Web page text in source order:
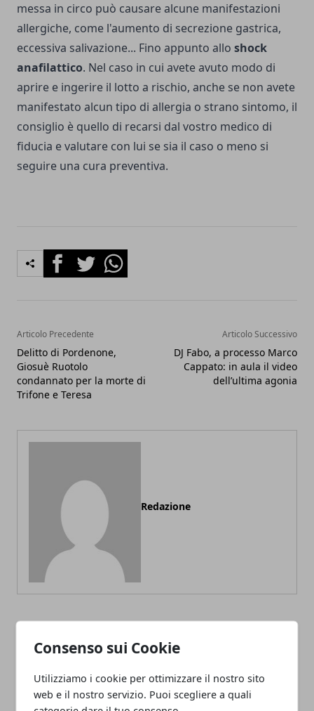
Consenso sui Cookie
Utilizziamo i cookie per ottimizzare il nostro sito
web e il nostro servizio. Puoi scegliere a quali
messa in circo può causare alcune manifestazioni
allergiche, come l'aumento di secrezione gastrica,
eccessiva salivazione... Fino appunto allo shock
anafilattico. Nel caso in cui avete avuto modo di
aprire e ingerire il lotto a rischio, anche se non avete
manifestato alcun tipo di allergia o strano sintomo, il
consiglio è quello di recarsi dal vostro medico di
fiducia e valutare con lui se sia il caso o meno si
seguire una cura preventiva.
FacebookTwitterWhatsapp
Articolo Precedente
Delitto di Pordenone,
Giosuè Ruotolo
condannato per la morte di
Trifone e Teresa
Articolo Successivo
DJ Fabo, a processo Marco
Cappato: in aula il video
dell’ultima agonia
Redazione